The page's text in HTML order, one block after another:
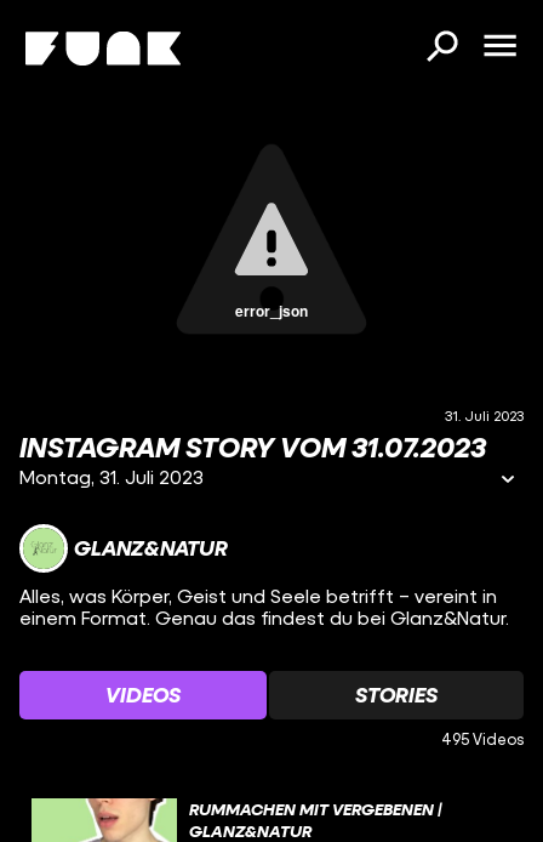
error_json
31. Juli 2023
INSTAGRAM STORY VOM 31.07.2023
Montag, 31. Juli 2023
GLANZ&NATUR
Alles, was Körper, Geist und Seele betrifft – vereint in
einem Format. Genau das findest du bei Glanz&Natur.
VIDEOS STORIES
495 Videos
RUMMACHEN MIT VERGEBENEN |
GLANZ&NATUR